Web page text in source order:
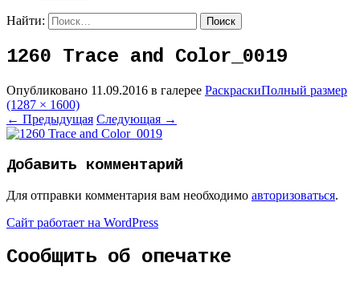
Найти:
1260 Trace and Color_0019
Опубликовано 11.09.2016 в галерее РаскраскиПолный размер
(1287 × 1600)
← Предыдущая Следующая →
Добавить комментарий
Для отправки комментария вам необходимо авторизоваться.
Сайт работает на WordPress
Сообщить об опечатке